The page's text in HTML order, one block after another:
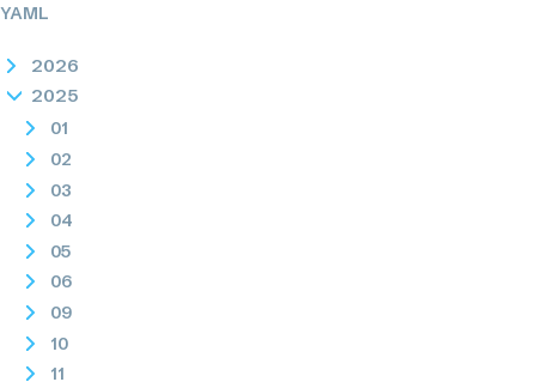
YAML
2026
2025
01
02
03
04
05
06
09
10
11